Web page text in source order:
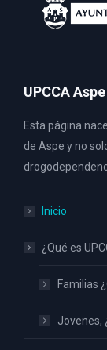
UPCCA Aspe
Esta página
de Aspe y no
Inicio
¿Qué es
Familias
Jovenes,